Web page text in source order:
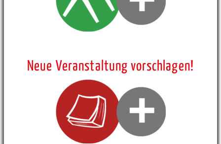
Neue Veranstaltung vorschlagen!